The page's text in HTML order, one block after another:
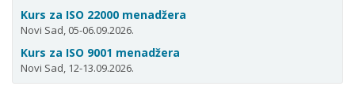
Kurs za ISO 22000 menadžera
Novi Sad, 05-06.09.2026.
Kurs za ISO 9001 menadžera
Novi Sad, 12-13.09.2026.